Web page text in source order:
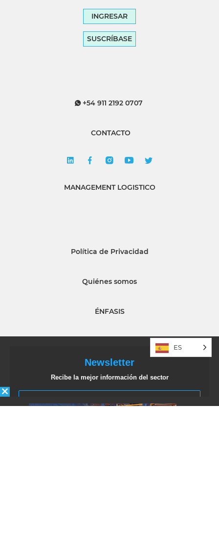
INGRESAR
SUSCRÍBASE
+54 911 2192 0707
CONTACTO
MANAGEMENT LOGISTICO
Política de Privacidad
Quiénes somos
ÉNFASIS
Newsletter
Recibe la mejor información del sector
ES